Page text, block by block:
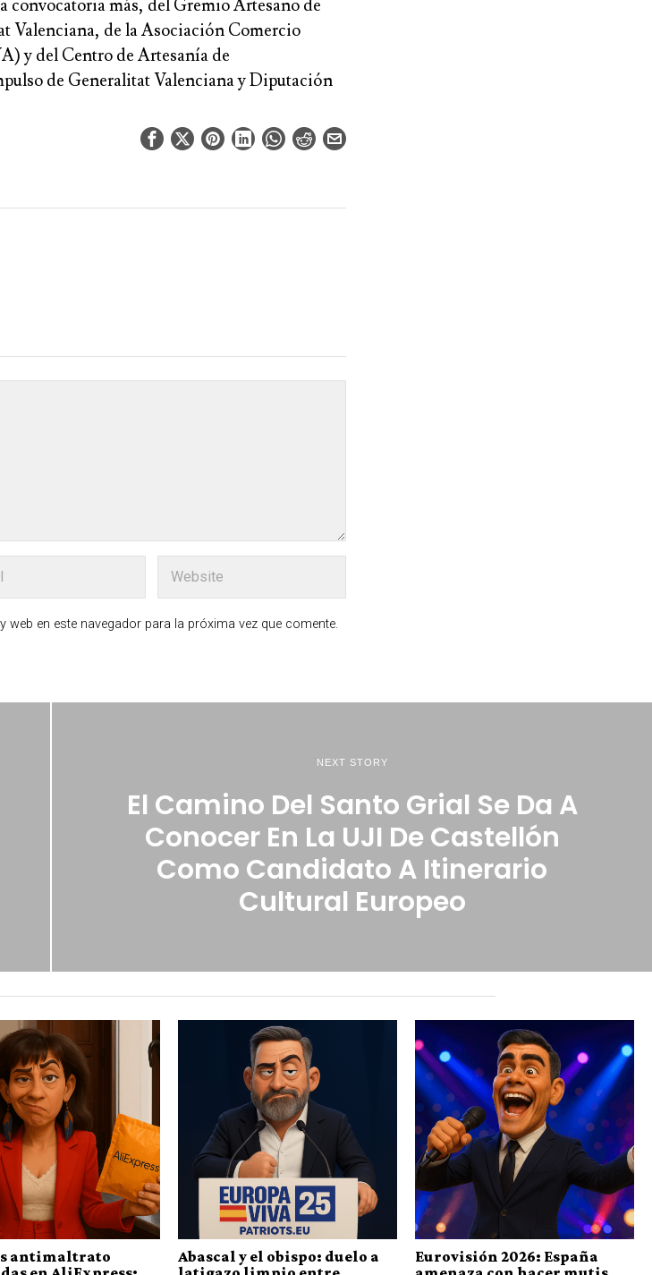
convocatoria más, del Gremio Artesano de
Valenciana, de laAsociación Comercio
y del Centro de Artesanía de
de Generalitat ValencianayDiputación
en este navegador para la próxima vez que comente.
NEXT STORY
El Camino Del Santo Grial Se Da A
Conocer En La UJI De Castellón
Como Candidato A Itinerario
Cultural Europeo
antimaltrato
Abascal y el obispo: duelo a
Eurovisión 2026: España